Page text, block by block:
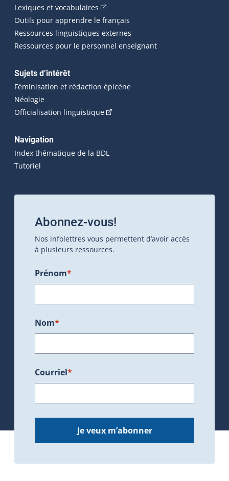
Lexiques et vocabulaires (Cet hyperlien externe s'ouvrira
Outils pour apprendre le français
Ressources linguistiques externes
Ressources pour le personnel enseignant
Sujets d’intérêt
Féminisation et rédaction épicène
Néologie
Officialisation linguistique(Cet hyperlien externe s'ouvrira
Navigation
Index thématique de la BDL
Tutoriel
Abonnez-vous!
Nos infolettres vous permettent d’avoir accès
à plusieurs ressources.
Prénom*
Nom*
Courriel*
Je veux m’abonner